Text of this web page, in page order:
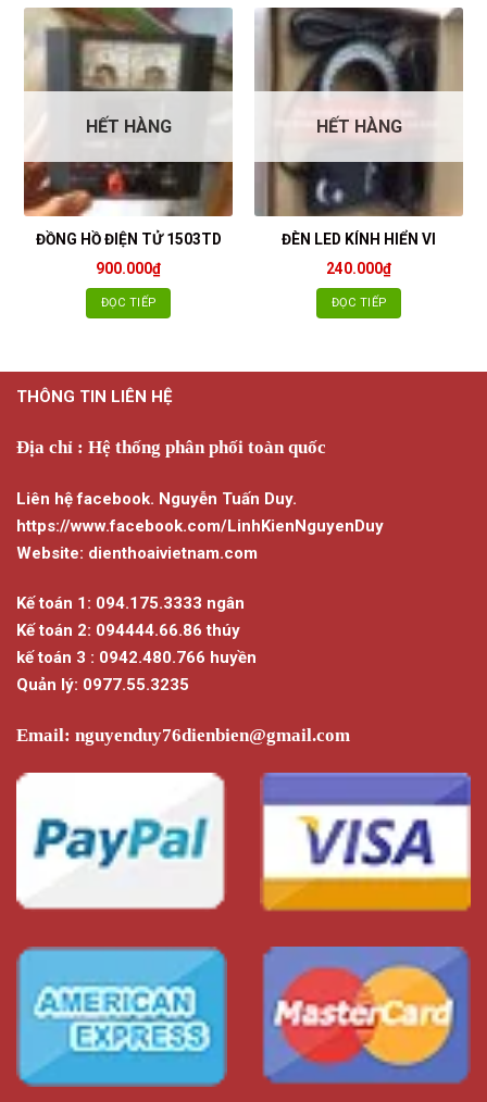
HẾT HÀNG
ĐỒNG HỒ ĐIỆN TỬ 1503TD
900.000₫
ĐỌC TIẾP
HẾT HÀNG
ĐÈN LED KÍNH HIỂN VI
240.000₫
ĐỌC TIẾP
THÔNG TIN LIÊN HỆ
Địa chỉ : Hệ thống phân phối toàn quốc
Liên hệ facebook. Nguyễn Tuấn Duy.
https://www.facebook.com/LinhKienNguyenDuy
Website: dienthoaivietnam.com
Kế toán 1: 094.175.3333 ngân
Kế toán 2: 094444.66.86 thúy
kế toán 3 : 0942.480.766 huyền
Quản lý: 0977.55.3235
Email: nguyenduy76dienbien@gmail.com